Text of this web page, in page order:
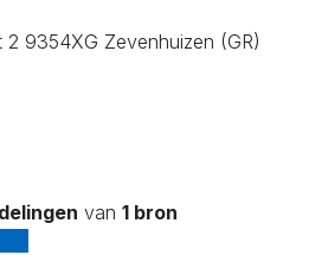
2 9354XG Zevenhuizen (GR)
van 1 bron